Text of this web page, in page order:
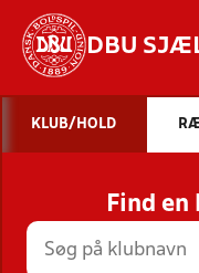
DBU
STILLINGER,
KLUB/HOLD
Find